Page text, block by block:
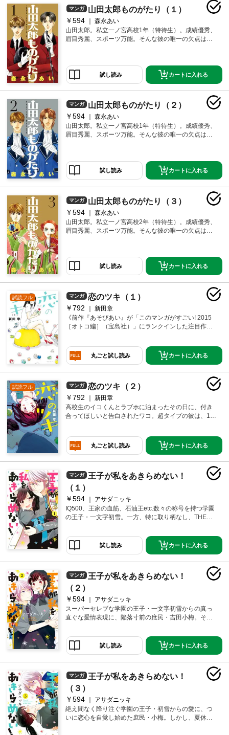
マンガ 山田太郎ものがたり（１）
￥594
森永あい
山田太郎。私立一ノ宮高校1年（特待生）。成績優秀、
眉目秀麗、スポーツ万能。そんな彼の唯一の欠点は、
を使い込まれて大ピンチ！ そんなとき、謎の少女か
ら現金100万円と謎の白い粉を渡されて…!? 別冊フレ
ンド創刊50周年を祝して、森永先生がGOサイン！ 爆
笑たっぷり貧乏コメディー、初の電子コミック化！
試し読み カートに入れる
マンガ 山田太郎ものがたり（２）
￥594
森永あい
山田太郎。私立一ノ宮高校1年（特待生）。成績優秀、
眉目秀麗、スポーツ万能。そんな彼の唯一の欠点は、
ョコレート獲得数の下馬評No.1の山田だが、おバカな
イケメン先輩・杉浦の妨害工作に遭うが…!? 別冊フレ
ンド創刊50周年を祝して、森永先生がGOサイン！ 爆
笑たっぷり貧乏コメディー、初の電子コミック化！
試し読み カートに入れる
マンガ 山田太郎ものがたり（３）
￥594
森永あい
山田太郎。私立一ノ宮高校2年（特待生）。成績優秀、
眉目秀麗、スポーツ万能。そんな彼の唯一の欠点は、
の実家のスーパーで、山田がアルバイトをすることに
なり、杉浦は嬉しいやら戸惑うやらで…!? 別冊フレン
ド創刊50周年を祝して、森永先生がGOサイン！ 爆笑
たっぷり貧乏コメディー、初の電子コミック化！
試し読み カートに入れる
試読フル マンガ 恋のツキ（１）
￥792
新田章
《前作『あそびあい』が「このマンガがすごい! 2015
［オトコ編］（宝島社）」にランクインした注目作家
い」が…!? 結婚はしてくれそうなマンネリ彼氏か、ト
キメキが止まらない超タイプ（でも高校生…）か。今
丸ごと試し読み カートに入れる
試読フル マンガ 恋のツキ（２）
￥792
新田章
高校生のイコくんとラブホに泊まったその日に、付き
合ってほしいと告白されたワコ。超タイプの彼は、16
合っているサラリーマンの彼氏・ふうくんと別れるの
は、ためらう。幸せ求めて、行ったり来たり。理想と
丸ごと試し読み カートに入れる
マンガ
王子が私をあきらめない！
（１）
￥594
アサダニッキ
IQ500、王家の血筋、石油王etc.数々の称号を持つ学園
の王子・一文字初雪。一方、特に取り柄なし、THE庶
が庶民に恋をしたから事態は急変！ 庶民の常識は一
切通用しない、王子の猛攻に小梅はタジタジ。「僕と
交際してくれ」「む、無理です！」王子の異常で過剰
な愛情の行方は…？ 溺愛系ハイパー格差ラブコメ！
試し読み カートに入れる
マンガ
王子が私をあきらめない！
（２）
￥594
アサダニッキ
スーパーセレブな学園の王子・一文字初雪からの真っ
直ぐな愛情表現に、陥落寸前の庶民・吉田小梅。そん
れて初めて××してしまい…？ 「僕は君に恋してい
る」「先輩は…ずるい」超ハイスペック王子×THE・庶
民の溺愛系格差ラブコメ、第2巻！
試し読み カートに入れる
マンガ
王子が私をあきらめない！
（３）
￥594
アサダニッキ
絶え間なく降り注ぐ学園の王子・初雪からの愛に、つ
いに恋心を自覚し始めた庶民・小梅。しかし、夏休み